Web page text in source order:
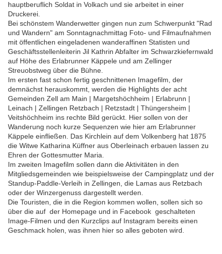
hauptberuflich Soldat in Volkach und sie arbeitet in einer
Druckerei.
Bei schönstem Wanderwetter gingen nun zum Schwerpunkt "Rad
und Wandern" am Sonntagnachmittag Foto- und Filmaufnahmen
mit öffentlichen eingeladenen wanderaffinen Statisten und
Geschäftsstellenleiterin Jil Kathrin Abfalter im Schwarzkiefernwald
auf Höhe des Erlabrunner Käppele und am Zellinger
Streuobstweg über die Bühne.
Im ersten fast schon fertig geschnittenen Imagefilm, der
demnächst herauskommt, werden die Highlights der acht
Gemeinden Zell am Main | Margetshöchheim | Erlabrunn |
Leinach | Zellingen Retzbach | Retzstadt | Thüngersheim |
Veitshöchheim ins rechte Bild gerückt. Hier sollen von der
Wanderung noch kurze Sequenzen wie hier am Erlabrunner
Käppele einfließen. Das Kirchlein auf dem Volkenberg hat 1875
die Witwe Katharina Küffner aus Oberleinach erbauen lassen zu
Ehren der Gottesmutter Maria.
Im zweiten Imagefilm sollen dann die Aktivitäten in den
Mitgliedsgemeinden wie beispielsweise der Campingplatz und der
Standup-Paddle-Verleih in Zellingen, die Lamas aus Retzbach
oder der Winzergenuss dargestellt werden.
Die Touristen, die in die Region kommen wollen, sollen sich so
über die auf der Homepage und in Facebook geschalteten
Image-Filmen und den Kurzclips auf Instagram bereits einen
Geschmack holen, was ihnen hier so alles geboten wird.